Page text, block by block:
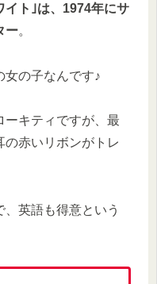
イト｣は、1974年にサ
ー。
女の子なんです♪
ーキティですが、最
赤いリボンがトレ
英語も得意という